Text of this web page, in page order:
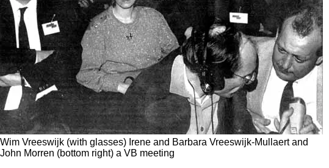
Wim Vreeswijk (with glasses) Irene and Barbara Vreeswijk-Mullaert and
John Morren (bottom right) a VB meeting